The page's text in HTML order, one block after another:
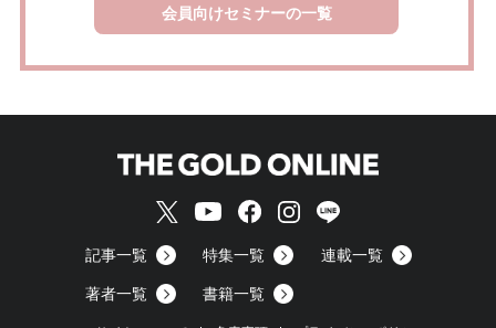
会員向けセミナーの一覧
記事一覧 特集一覧 連載一覧
著者一覧 書籍一覧